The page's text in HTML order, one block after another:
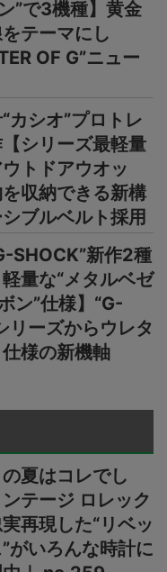
”で3機種】黄金
テーマにし
OF G”ニュー
カシオ”プロトレ
シリーズ最軽量
トドアウオッ
収納できる新構
ブルベルト採用
SHOCK”新作2種
軽量な“メタルベゼ
ン”仕様】“G-
リーズからウレタ
様の新機軸
の夏はコレでし
テージ ロレック
再現した“リベッ
”がいろんな時計に